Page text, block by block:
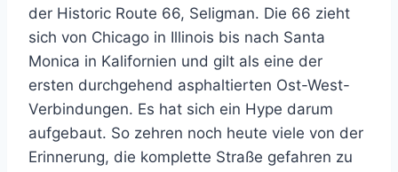
der Historic Route 66, Seligman. Die 66 zieht
sich von Chicago in Illinois bis nach Santa
Monica in Kalifornien und gilt als eine der
ersten durchgehend asphaltierten Ost-West-
Verbindungen. Es hat sich ein Hype darum
aufgebaut. So zehren noch heute viele von der
Erinnerung, die komplette Straße gefahren zu